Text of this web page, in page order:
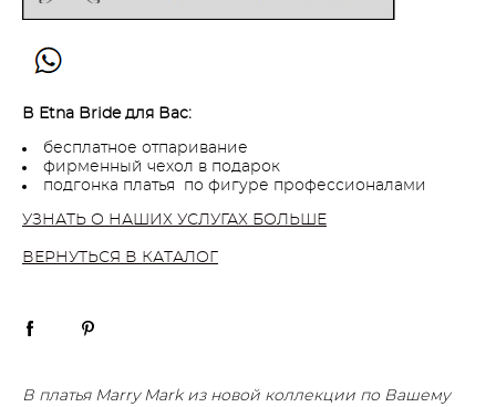
В Etna Bride для Вас:
бесплатное отпаривание
фирменный чехол в подарок
подгонка платья по фигуре профессионалами
УЗНАТЬ О НАШИХ УСЛУГАХ БОЛЬШЕ
ВЕРНУТЬСЯ В КАТАЛОГ
В платья Marry Mark из новой коллекции по Вашему